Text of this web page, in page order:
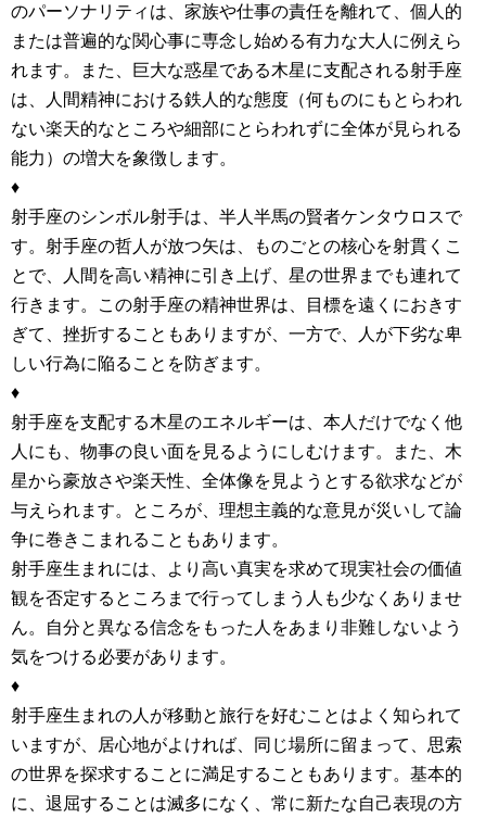
のパーソナリティは、家族や仕事の責任を離れて、個人的
または普遍的な関心事に専念し始める有力な大人に例えら
れます。また、巨大な惑星である木星に支配される射手座
は、人間精神における鉄人的な態度（何ものにもとらわれ
ない楽天的なところや細部にとらわれずに全体が見られる
能力）の増大を象徴します。
♦
射手座のシンボル射手は、半人半馬の賢者ケンタウロスで
す。射手座の哲人が放つ矢は、ものごとの核心を射貫くこ
とで、人間を高い精神に引き上げ、星の世界までも連れて
行きます。この射手座の精神世界は、目標を遠くにおきす
ぎて、挫折することもありますが、一方で、人が下劣な卑
しい行為に陥ることを防ぎます。
♦
射手座を支配する木星のエネルギーは、本人だけでなく他
人にも、物事の良い面を見るようにしむけます。また、木
星から豪放さや楽天性、全体像を見ようとする欲求などが
与えられます。ところが、理想主義的な意見が災いして論
争に巻きこまれることもあります。
射手座生まれには、より高い真実を求めて現実社会の価値
観を否定するところまで行ってしまう人も少なくありませ
ん。自分と異なる信念をもった人をあまり非難しないよう
気をつける必要があります。
♦
射手座生まれの人が移動と旅行を好むことはよく知られて
いますが、居心地がよければ、同じ場所に留まって、思索
の世界を探求することに満足することもあります。基本的
に、退屈することは滅多になく、常に新たな自己表現の方